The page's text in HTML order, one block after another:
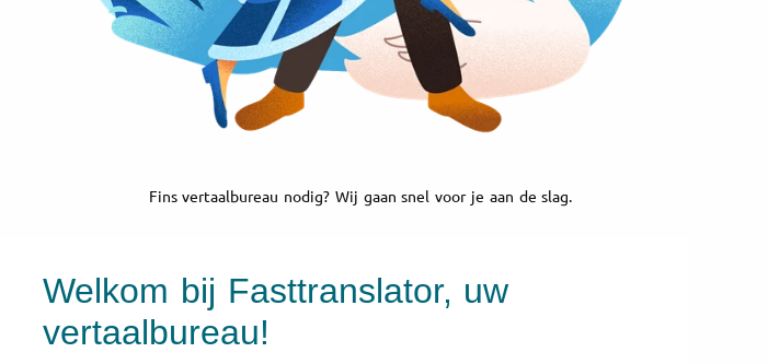
Fins vertaalbureau nodig? Wij gaan snel voor je aan de slag.
Welkom bij Fasttranslator, uw
vertaalbureau!